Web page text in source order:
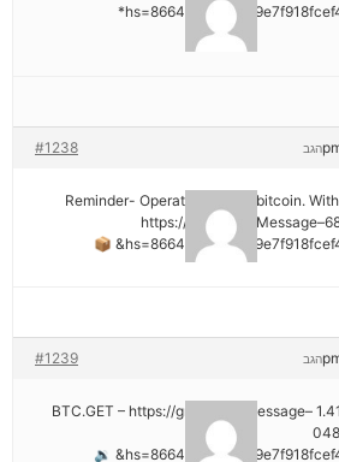
#1238 הגב
📦 Reminder- Operation 1.9598 bitcoin.
https://graph.org/
#1239 הגב
🔉 + 1.417111 BTC.GET – https://graph.org/Message–